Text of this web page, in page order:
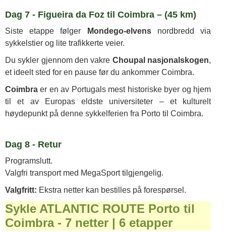
Dag 7 - Figueira da Foz til Coimbra – (45 km)
Siste etappe følger Mondego-elvensnordbredd via
sykkelstier og lite trafikkerte veier.
Du sykler gjennom den vakre Choupal nasjonalskogen,
et ideelt sted for en pause før du ankommer Coimbra.
Coimbra er en av Portugals mest historiske byer og hjem
til et av Europas eldste universiteter – et kulturelt
høydepunkt på denne sykkelferien fra Porto til Coimbra.
Dag 8 - Retur
Programslutt.
Valgfri transport med MegaSport tilgjengelig.
Valgfritt: Ekstra netter kan bestilles på forespørsel.
Sykle ATLANTIC ROUTE Porto til
Coimbra - 7 netter | 6 etapper